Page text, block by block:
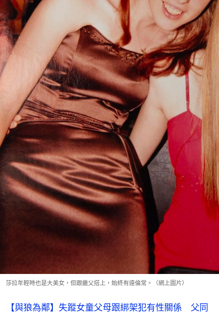
莎拉年輕時也是大美女，但跟繼父搭上，始終有違倫常。（網上圖片）
【與狼為鄰】失蹤女童父母跟綁架犯有性關係　父同